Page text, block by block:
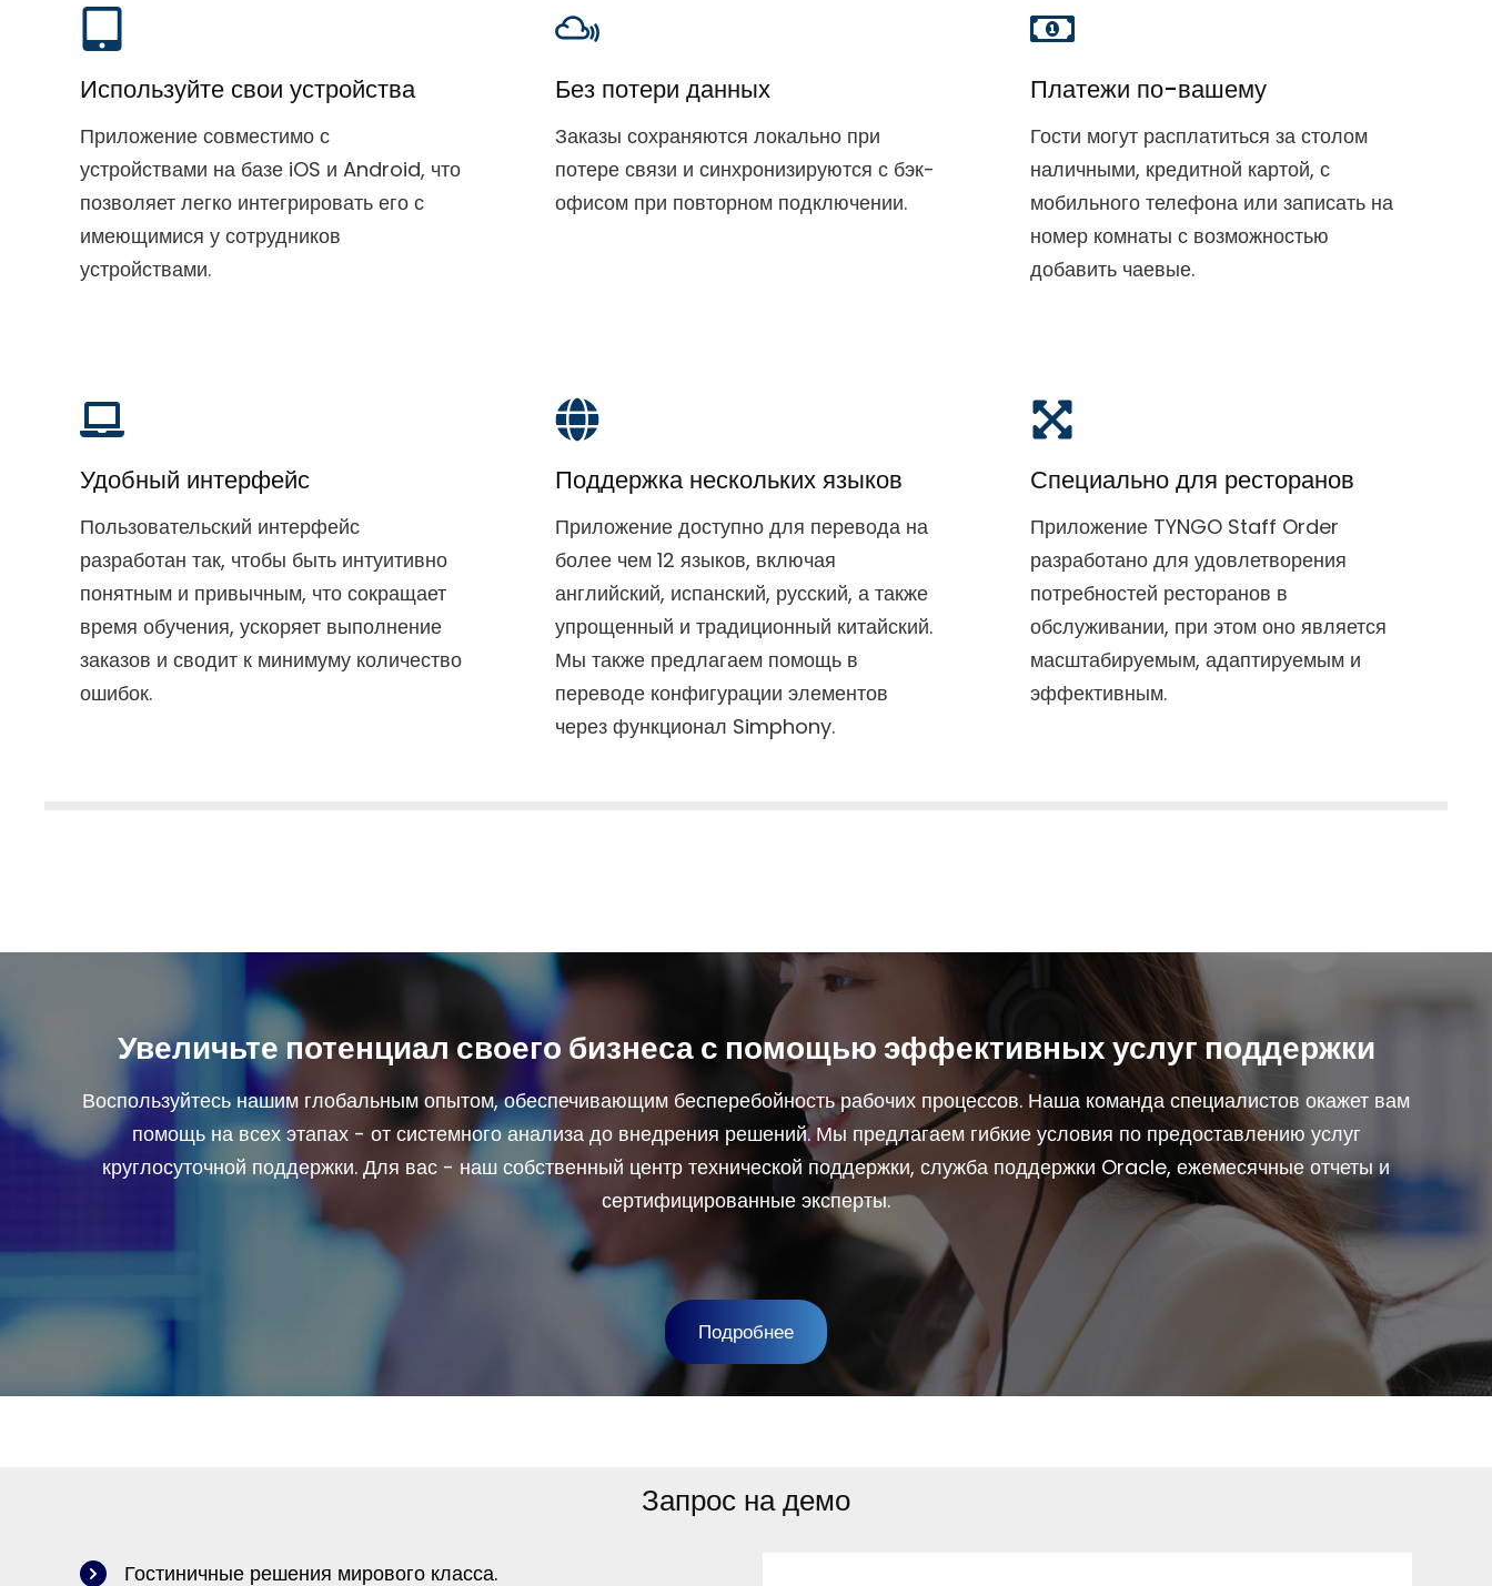
Используйте свои устройства
Приложение совместимо с
устройствами на базе iOS и Android, что
позволяет легко интегрировать его с
имеющимися у сотрудников
устройствами.
Без потери данных
Заказы сохраняются локально при
потере связи и синхронизируются с бэк-
офисом при повторном подключении.
Платежи по-вашему
Гости могут расплатиться за столом
наличными, кредитной картой, с
мобильного телефона или записать на
номер комнаты с возможностью
добавить чаевые.
Удобный интерфейс
Пользовательский интерфейс
разработан так, чтобы быть интуитивно
понятным и привычным, что сокращает
время обучения, ускоряет выполнение
заказов и сводит к минимуму количество
ошибок.
Поддержка нескольких языков
Приложение доступно для перевода на
более чем 12 языков, включая
английский, испанский, русский, а также
упрощенный и традиционный китайский.
Мы также предлагаем помощь в
переводе конфигурации элементов
через функционал Simphony.
Специально для ресторанов
Приложение TYNGO Staff Order
разработано для удовлетворения
потребностей ресторанов в
обслуживании, при этом оно является
масштабируемым, адаптируемым и
эффективным.
Увеличьте потенциал своего бизнеса с помощью эффективных услуг поддержки
Воспользуйтесь нашим глобальным опытом, обеспечивающим бесперебойность рабочих процессов. Наша команда специалистов окажет вам
помощь на всех этапах - от системного анализа до внедрения решений. Мы предлагаем гибкие условия по предоставлению услуг
круглосуточной поддержки. Для вас - наш собственный центр технической поддержки, служба поддержки Oracle, ежемесячные отчеты и
сертифицированные эксперты.
Подробнее
Запрос на демо
Гостиничные решения мирового класса.